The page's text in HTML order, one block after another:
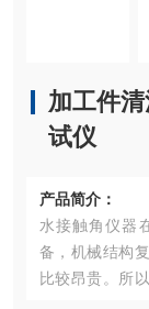
加工件
试仪
产品简介：
水接触角仪器
备，机械结构
比较昂贵。所